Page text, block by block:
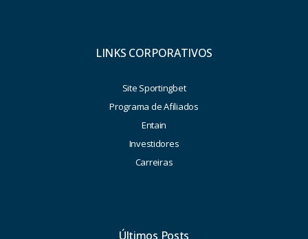
LINKS CORPORATIVOS
Site Sportingbet
Programa de Afiliados
Entain
Investidores
Carreiras
Últimos Posts